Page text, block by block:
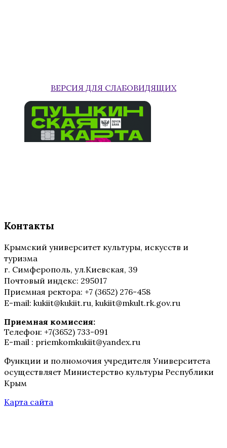
ВЕРСИЯ ДЛЯ СЛАБОВИДЯЩИХ
Контакты
Крымский университет культуры, искусств и
туризма
г. Симферополь, ул.Киевская, 39
Почтовый индекс: 295017
Приемная ректора: +7 (3652) 276-458
E-mail: kukiit@kukiit.ru, kukiit@mkult.rk.gov.ru
Приемная комиссия:
Телефон: +7(3652) 733-091
E-mail : priemkomkukiit@yandex.ru
Функции и полномочия учредителя Университета
осуществляет Министерство культуры Республики
Крым
Карта сайта